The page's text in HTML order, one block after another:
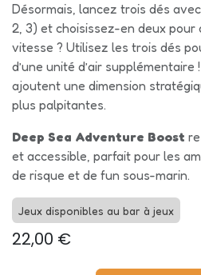
Désormais, lancez trois dés
2, 3) et choisissez-en deux pour
vitesse ? Utilisez les trois dés
d’une unité d’air
ajoutent une dimension
plus palpitantes.
Deep Sea Adventure Boost
et accessible, parfait pour les
de risque et de fun sous-marin.
Jeux disponibles au bar à jeux
22,00 €